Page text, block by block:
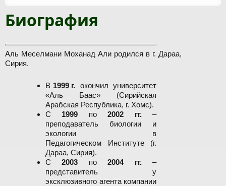
Биография
Аль Меселмани Моханад Али родился в г. Дараа,
Сирия.
В 1999 г. окончил университет
«Аль Баас» (Сирийская
Арабская Республика, г. Хомс).
С 1999 по2002 гг.–
преподаватель биологии и
экологии в
Педагогическом Институте (г.
Дараа, Сирия).
С2003 по2004 гг.–
представитель у
эксклюзивного агента компании